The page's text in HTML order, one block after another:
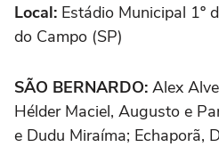
Local: Estádio Municipal 1º
do Campo (SP)
SÃO BERNARDO: Alex
Hélder Maciel, Augusto e
e Dudu Miraíma; Echaporã,